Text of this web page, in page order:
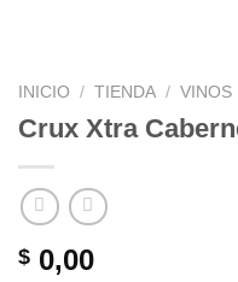
INICIO / TIENDA / VINOS
Crux Xtra
$ 0,00